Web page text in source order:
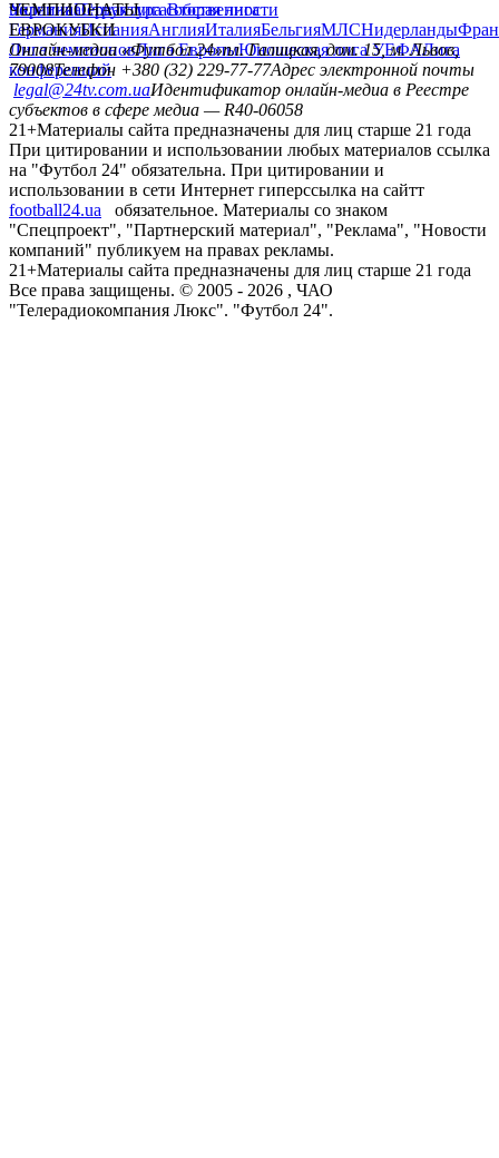
политикаСтруктура собственности
УкраинаПервая лигаВторая лига
ЧЕМПИОНАТЫ
ГерманияИспанияАнглияИталияБельгияМЛСНидерланды
ЕВРОКУБКИ
Лига чемпионовЛига ЕвропыЮношеская лига УЕФАЛига
конференций
Онлайн-медиа «Футбол 24»пл. Галицкая, дом. 15, м. Львов,
79008Телефон +380 (32) 229-77-77Адрес электронной почты
legal@24tv.com.uaИдентификатор онлайн-медиа в Реестре
субъектов в сфере медиа — R40-06058
21+Материалы сайта предназначены для лиц старше 21 года
При цитировании и использовании любых материалов ссылка
на "Футбол 24" обязательна. При цитировании и
использовании в сети Интернет гиперссылка на сайтт
football24.ua
обязательное. Материалы со знаком
"Спецпроект", "Партнерский материал", "Реклама", "Новости
компаний" публикуем на правах рекламы.
21+Материалы сайта предназначены для лиц старше 21 года
Все права защищены. © 2005 - 2026 , ЧАО
"Телерадиокомпания Люкс". "Футбол 24".